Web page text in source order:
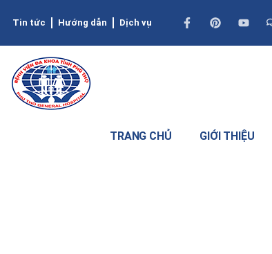
Tin tức Hướng dẫn Dịch vụ
TRANG CHỦ GIỚI THIỆU